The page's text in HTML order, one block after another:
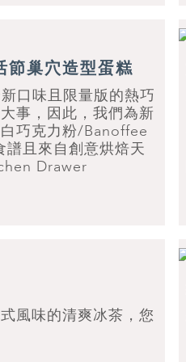
巢穴造型蛋糕
口味且限量版的熱巧
事，因此，我們為新
巧克力粉/Banoffee
譜且來自創意烘焙天
Drawer
風味的清爽冰茶，您